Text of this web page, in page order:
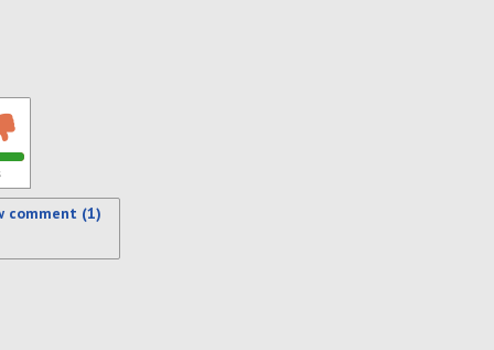
comment (1)